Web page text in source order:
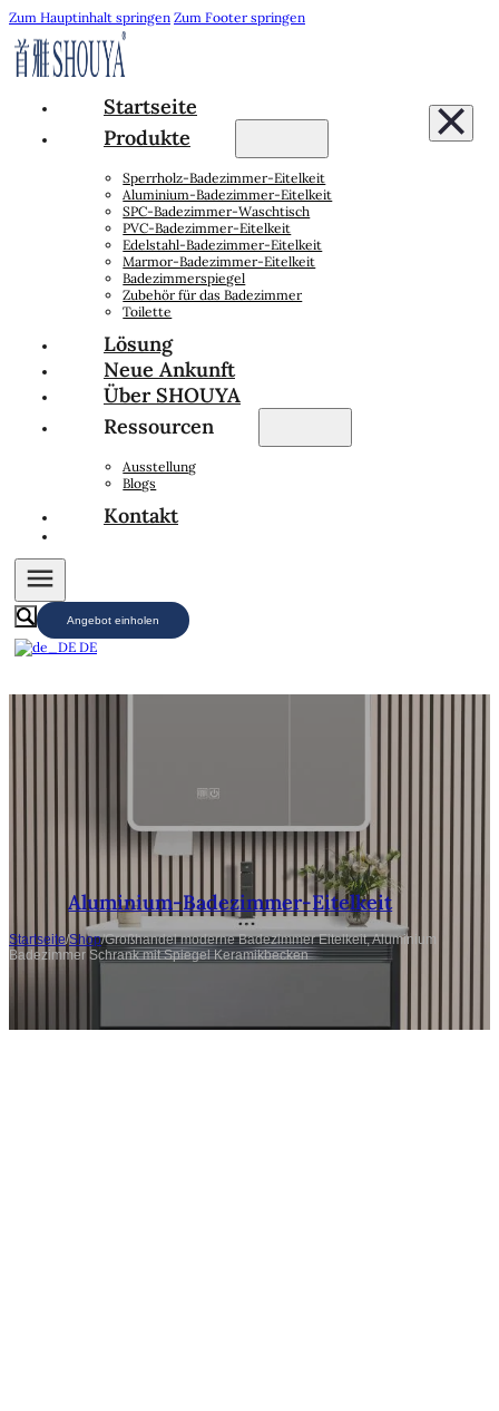
Zum Hauptinhalt springen Zum Footer springen
Startseite
Produkte
Sperrholz-Badezimmer-Eitelkeit
Aluminium-Badezimmer-Eitelkeit
SPC-Badezimmer-Waschtisch
PVC-Badezimmer-Eitelkeit
Edelstahl-Badezimmer-Eitelkeit
Marmor-Badezimmer-Eitelkeit
Badezimmerspiegel
Zubehör für das Badezimmer
Toilette
Lösung
Neue Ankunft
Über SHOUYA
Ressourcen
Ausstellung
Blogs
Kontakt
Angebot einholen
DE
Aluminium-Badezimmer-Eitelkeit
Startseite/Shop/Großhandel moderne Badezimmer Eitelkeit, Aluminium
Badezimmer Schrank mit Spiegel Keramikbecken